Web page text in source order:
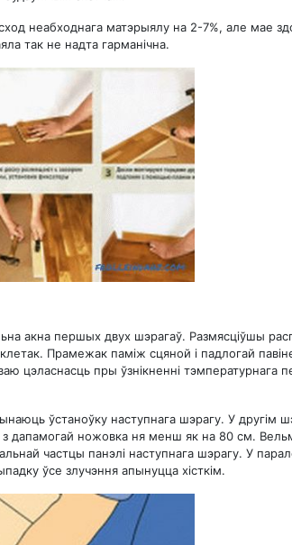
неабходнага матэрыялу на 2-7%, але мае
так не надта гарманічна.
акна першых двух шэрагаў. Размясціўшы
Прамежак паміж сцяной і падлогай
цэласнасць пры ўзнікненні тэмпературнага
ўстаноўку наступнага шэрагу. У другім
дапамогай ножовка ня менш як на 80 см.
частцы панэлі наступнага шэрагу. У
ўсе злучэння апынуцца хісткім.